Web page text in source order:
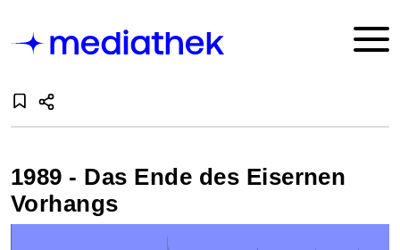
1989 - Das Ende des Eisernen
Vorhangs